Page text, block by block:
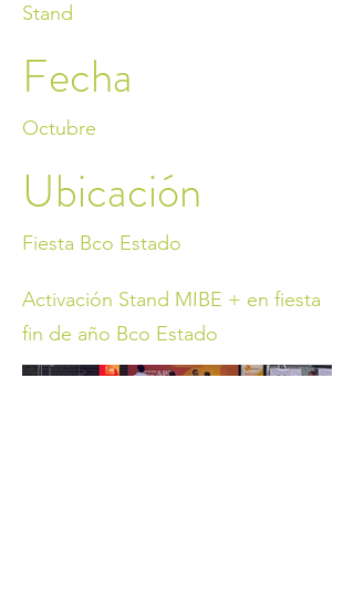
Stand
Fecha
Octubre
Ubicación
Fiesta Bco Estado
Activación Stand MIBE + en fiesta
fin de año Bco Estado